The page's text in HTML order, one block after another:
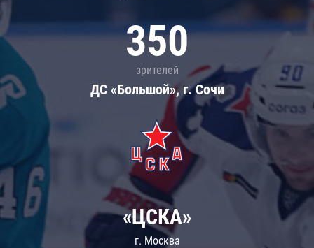
350
зрителей
ДС «Большой», г. Сочи
«ЦСКА»
г. Москва